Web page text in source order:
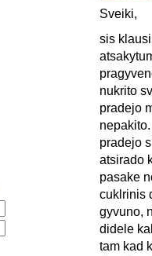
Sveiki,
sis
nukrito
pradejo
pradejo
atsirado
pasake
cuklrinis
gyvuno,
didele
tam kad